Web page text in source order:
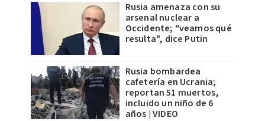
Rusia amenaza con su
arsenal nuclear a
Occidente; "veamos qué
resulta", dice Putin
Rusia bombardea
cafetería en Ucrania;
reportan 51 muertos,
incluido un niño de 6
años | VIDEO